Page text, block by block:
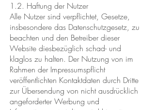
1.2. Haftung der Nutzer
Alle Nutzer sind verpflichtet, Gesetze,
insbesondere das Datenschutzgesetz, zu
beachten und den Betreiber dieser
Website diesbezüglich schad- und
klaglos zu halten. Der Nutzung von im
Rahmen der Impressumspflicht
veröffentlichten Kontaktdaten durch Dritte
zur Übersendung von nicht ausdrücklich
angeforderter Werbung und